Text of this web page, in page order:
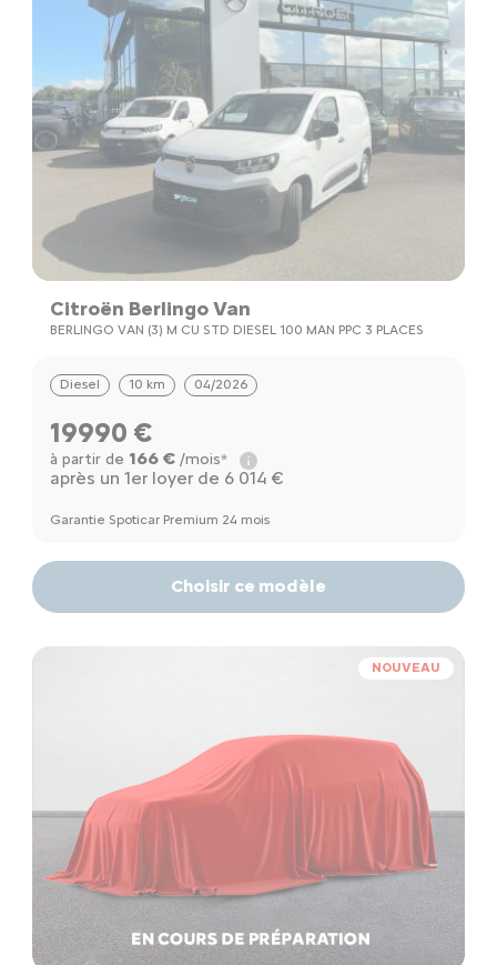
Citroën Berlingo Van
BERLINGO VAN (3) M CU STD DIESEL 100 MAN PPC 3 PLACES
Diesel 10 km 04/2026
19990 €
à partir de 166 €/mois*
après un 1er loyer de 6 014 €
Garantie Spoticar Premium 24 mois
Choisir ce modèle
NOUVEAU